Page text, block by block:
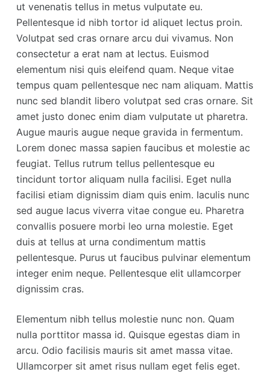
ut venenatis tellus in metus vulputate eu.
Pellentesque id nibh tortor id aliquet lectus proin.
Volutpat sed cras ornare arcu dui vivamus. Non
consectetur a erat nam at lectus. Euismod
elementum nisi quis eleifend quam. Neque vitae
tempus quam pellentesque nec nam aliquam. Mattis
nunc sed blandit libero volutpat sed cras ornare. Sit
amet justo donec enim diam vulputate ut pharetra.
Augue mauris augue neque gravida in fermentum.
Lorem donec massa sapien faucibus et molestie ac
feugiat. Tellus rutrum tellus pellentesque eu
tincidunt tortor aliquam nulla facilisi. Eget nulla
facilisi etiam dignissim diam quis enim. Iaculis nunc
sed augue lacus viverra vitae congue eu. Pharetra
convallis posuere morbi leo urna molestie. Eget
duis at tellus at urna condimentum mattis
pellentesque. Purus ut faucibus pulvinar elementum
integer enim neque. Pellentesque elit ullamcorper
dignissim cras.
Elementum nibh tellus molestie nunc non. Quam
nulla porttitor massa id. Quisque egestas diam in
arcu. Odio facilisis mauris sit amet massa vitae.
Ullamcorper sit amet risus nullam eget felis eget.